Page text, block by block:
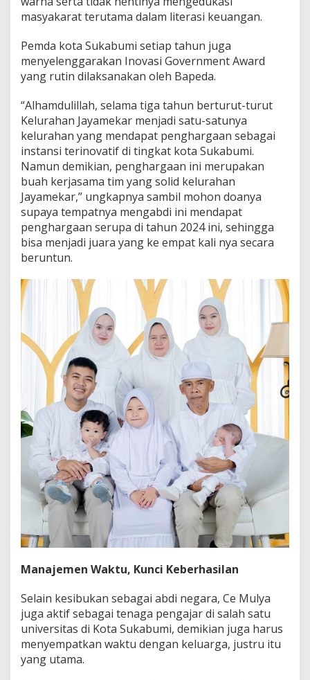
masyakarat terutama dalam literasi keuangan.
Pemda kota Sukabumi setiap tahun juga
menyelenggarakan Inovasi Government Award
yang rutin dilaksanakan oleh Bapeda.
“Alhamdulillah, selama tiga tahun berturut-turut
Kelurahan Jayamekar menjadi satu-satunya
kelurahan yang mendapat penghargaan sebagai
instansi terinovatif di tingkat kota Sukabumi.
Namun demikian, penghargaan ini merupakan
buah kerjasama tim yang solid kelurahan
Jayamekar,” ungkapnya sambil mohon doanya
supaya tempatnya mengabdi ini mendapat
penghargaan serupa di tahun 2024 ini, sehingga
bisa menjadi juara yang ke empat kali nya secara
beruntun.
Manajemen Waktu, Kunci Keberhasilan
Selain kesibukan sebagai abdi negara, Ce Mulya
juga aktif sebagai tenaga pengajar di salah satu
universitas di Kota Sukabumi, demikian juga harus
menyempatkan waktu dengan keluarga, justru itu
yang utama.